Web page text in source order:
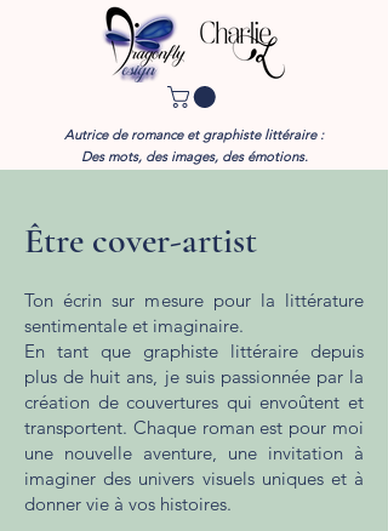
Autrice de romance et graphiste littéraire :
Des mots, des images, des émotions.​
Être cover-artist
Ton écrin sur mesure pour la littérature
sentimentale et imaginaire.
En tant que graphiste littéraire depuis
plus de huit ans, je suis passionnée par la
création de couvertures qui envoûtent et
transportent. Chaque roman est pour moi
une nouvelle aventure, une invitation à
imaginer des univers visuels uniques et à
donner vie à vos histoires.